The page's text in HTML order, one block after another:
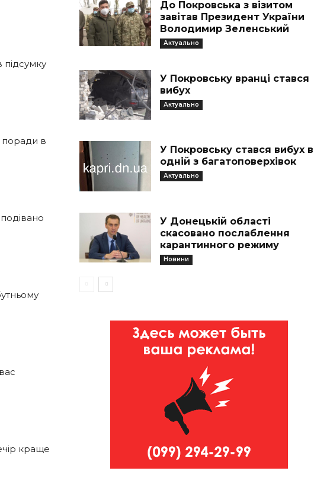
поради в
краще
До Покровська з візитом
завітав Президент України
Володимир Зеленський
Актуально
У Покровську вранці стався
вибух
Актуально
У Покровську стався вибух в
одній з багатоповерхівок
Актуально
У Донецькій області
скасовано послаблення
карантинного режиму
Новини